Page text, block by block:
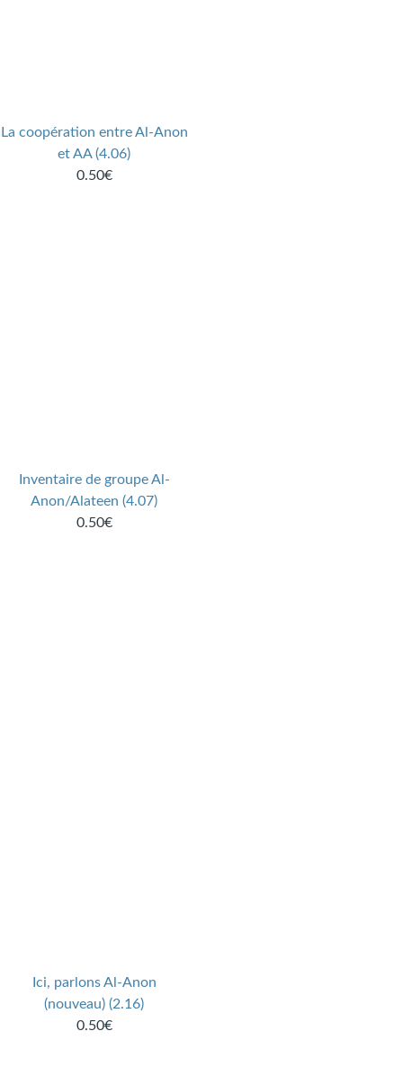
La coopération entre Al-Anon
et AA (4.06)
0.50€
Inventaire de groupe Al-
Anon/Alateen (4.07)
0.50€
Ici, parlons Al-Anon
(nouveau) (2.16)
0.50€